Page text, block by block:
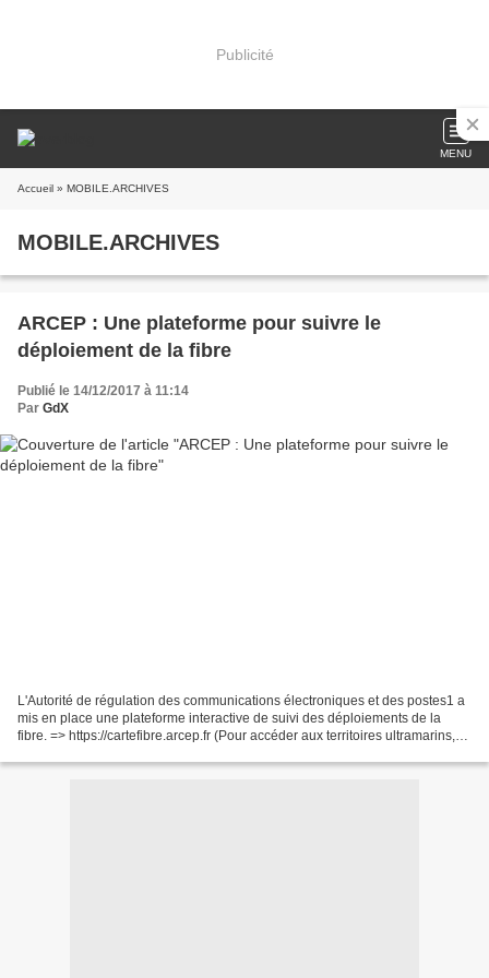
Publicité
MENU
Accueil » MOBILE.ARCHIVES
MOBILE.ARCHIVES
ARCEP : Une plateforme pour suivre le
déploiement de la fibre
Publié le 14/12/2017 à 11:14
Par GdX
L'Autorité de régulation des communications électroniques et des postes1 a
mis en place une plateforme interactive de suivi des déploiements de la
fibre. => https://cartefibre.arcep.fr (Pour accéder aux territoires ultramarins,